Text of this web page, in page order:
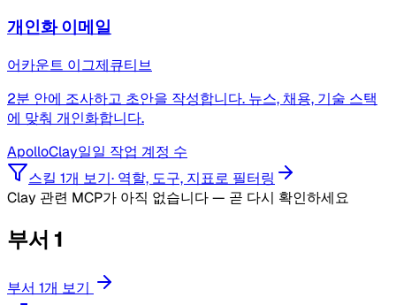
개인화 이메일
어카운트 이그제큐티브
2분 안에 조사하고 초안을 작성합니다. 뉴스, 채용, 기술 스택
에 맞춰 개인화합니다.
ApolloClay일일 작업 계정 수
스킬 1개 보기· 역할, 도구, 지표로 필터링
Clay 관련 MCP가 아직 없습니다 — 곧 다시 확인하세요
부서 1
부서 1개 보기